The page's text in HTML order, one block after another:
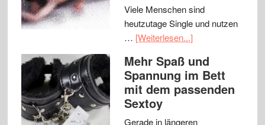
Viele Menschen sind
heutzutage Single und nutzen
… [Weiterlesen...]
Mehr Spaß und
Spannung im Bett
mit dem passenden
Sextoy
Gerade in längeren